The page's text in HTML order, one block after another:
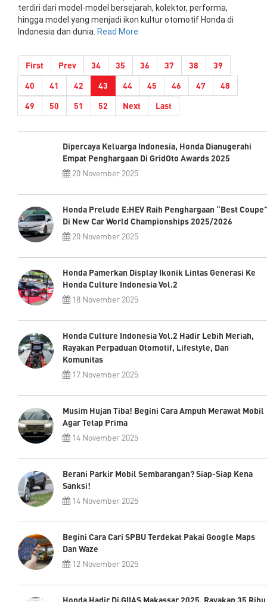
terdiri dari model-model bersejarah, kolektor, performa,
hingga model yang menjadi ikon kultur otomotif Honda di
Indonesia dan dunia. Read More
First Prev 34 35 36 37 38
39
40
41 42 43 (current)
44 45 46 47
48
49
50 51 52 Next Last
Dipercaya Keluarga Indonesia, Honda Dianugerahi
Empat Penghargaan Di GridOto Awards 2025
20 November 2025
Honda Prelude E:HEV Raih Penghargaan “Best
Di New Car World Championships 2025/2026
20 November 2025
Honda Pamerkan Display Ikonik Lintas Generasi Ke
Honda Culture Indonesia Vol.2
18 November 2025
Honda Culture Indonesia Vol.2 Hadir Lebih Meriah,
Rayakan Perpaduan Otomotif, Lifestyle, Dan
Komunitas
17 November 2025
Musim Hujan Tiba! Begini Cara Ampuh Merawat Mobil
Agar Tetap Prima
14 November 2025
Berani Parkir Mobil Sembarangan? Siap-Siap Kena
Sanksi!
14 November 2025
Begini Cara Cari SPBU Terdekat Pakai Google Maps
Dan Waze
12 November 2025